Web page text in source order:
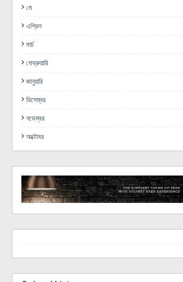
মে
এপ্রিল
মার্চ
ফেব্রুয়ারি
জানুয়ারি
ডিসেম্বর
নভেম্বর
অক্টোবর